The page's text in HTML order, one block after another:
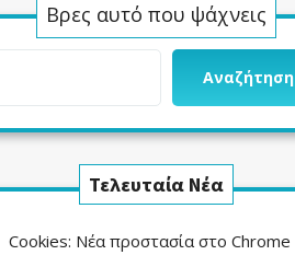
Βρες αυτό που ψάχνεις
Αναζήτηση
Τελευταία Νέα
Cookies: Νέα προστασία στο Chrome